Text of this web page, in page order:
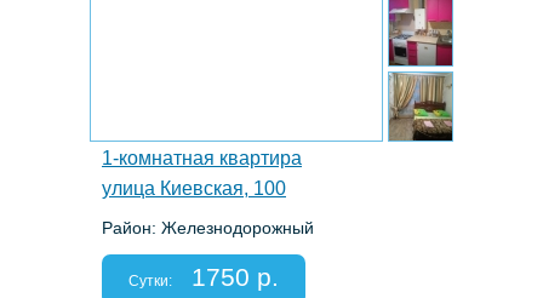
1-комнатная квартира
улица Киевская, 100
Район: Железнодорожный
Спальных мест: 2+1
Отчетные документы: нет
Сутки: 1750 р.